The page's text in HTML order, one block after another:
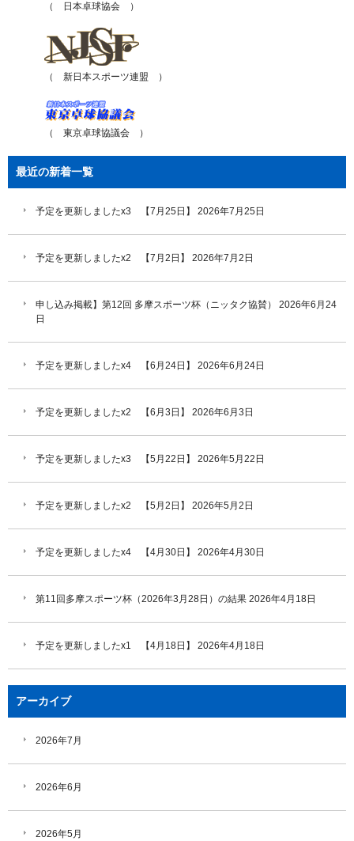
（ 日本卓球協会 ）
（ 新日本スポーツ連盟 ）
（ 東京卓球協議会 ）
最近の新着一覧
予定を更新しましたx3 【7月25日】 2026年7月25日
予定を更新しましたx2 【7月2日】 2026年7月2日
申し込み掲載】第12回 多摩スポーツ杯（ニッタク協賛）
2026年6月24
日
予定を更新しましたx4 【6月24日】 2026年6月24日
予定を更新しましたx2 【6月3日】 2026年6月3日
予定を更新しましたx3 【5月22日】 2026年5月22日
予定を更新しましたx2 【5月2日】 2026年5月2日
予定を更新しましたx4 【4月30日】 2026年4月30日
第11回多摩スポーツ杯（2026年3月28日）の結果 2026年4月18日
予定を更新しましたx1 【4月18日】 2026年4月18日
アーカイブ
2026年7月
2026年6月
2026年5月